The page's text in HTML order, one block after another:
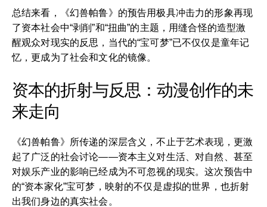
总结来看，《幻兽帕鲁》的预告用极具冲击力的形象再现
了资本社会中“剥削”和“扭曲”的主题，用缝合怪的造型激
醒观众对现实的反思，当代的“宝可梦”已不仅仅是童年记
忆，更成为了社会和文化的镜像。
资本的折射与反思：动漫创作的未
来走向
《幻兽帕鲁》所传递的深层含义，不止于艺术表现，更激
起了广泛的社会讨论——资本主义对生活、对自然、甚至
对娱乐产业的影响已经成为不可忽视的现实。这次预告中
的“资本家化”宝可梦，映射的不仅是虚拟的世界，也折射
出我们身边的真实社会。